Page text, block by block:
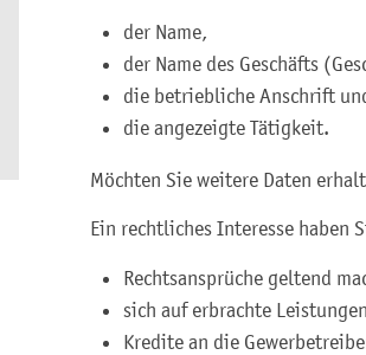
der Name,
der Name des Geschäfts
die betriebliche Anschrift
die angezeigte Tätigkeit.
Möchten Sie weitere Daten
Ein rechtliches Interesse haben
Rechtsansprüche geltend
sich auf erbrachte
Kredite an die